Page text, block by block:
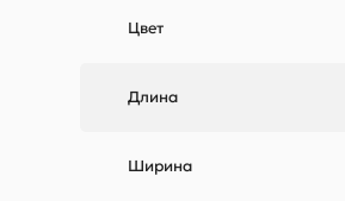
Цвет
Длина
Ширина